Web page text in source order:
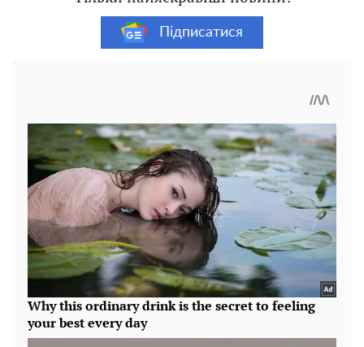
Підписатися